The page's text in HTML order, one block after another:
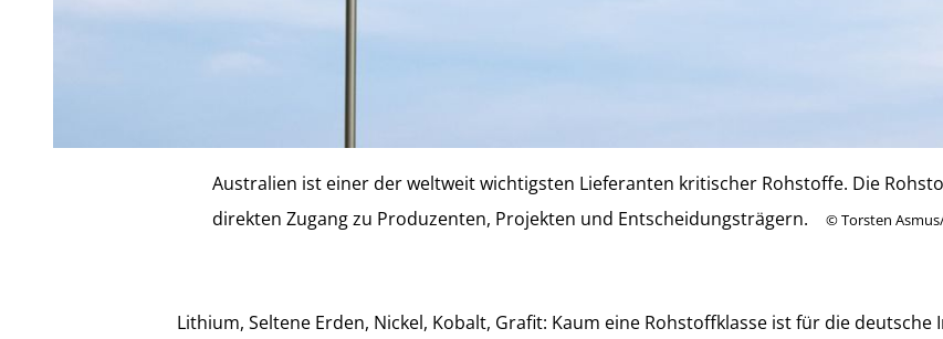
Australien ist einer der weltweit wichtigsten Lieferanten kritischer Rohstoffe. Die
direkten Zugang zu Produzenten, Projekten und Entscheidungsträgern.
©Torsten
Lithium, Seltene Erden, Nickel, Kobalt, Grafit: Kaum eine Rohstoffklasse ist für die